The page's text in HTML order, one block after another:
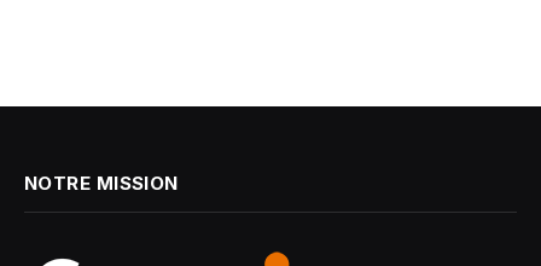
NOTRE MISSION